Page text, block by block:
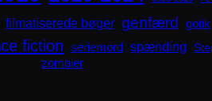
filmatiserede bøger genfærd gotik
fiction seriemord spænding
zombier